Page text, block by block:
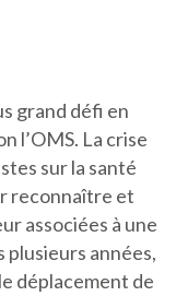
grand défi en
l’OMS. La crise
sur la santé
reconnaître et
associées à une
plusieurs années,
déplacement de